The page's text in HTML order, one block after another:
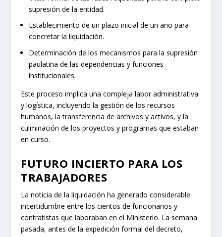
supresión de la entidad.
Establecimiento de un plazo inicial de un año para
concretar la liquidación.
Determinación de los mecanismos para la supresión
paulatina de las dependencias y funciones
institucionales.
Este proceso implica una compleja labor administrativa
y logística, incluyendo la gestión de los recursos
humanos, la transferencia de archivos y activos, y la
culminación de los proyectos y programas que estaban
en curso.
FUTURO INCIERTO PARA LOS
TRABAJADORES
La noticia de la liquidación ha generado considerable
incertidumbre entre los cientos de funcionarios y
contratistas que laboraban en el Ministerio. La semana
pasada, antes de la expedición formal del decreto,